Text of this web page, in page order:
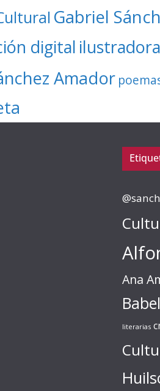
Gabriel
digital
Amador
Ana
literarias